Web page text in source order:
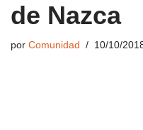
de Nazca
por Comunidad 10/10/